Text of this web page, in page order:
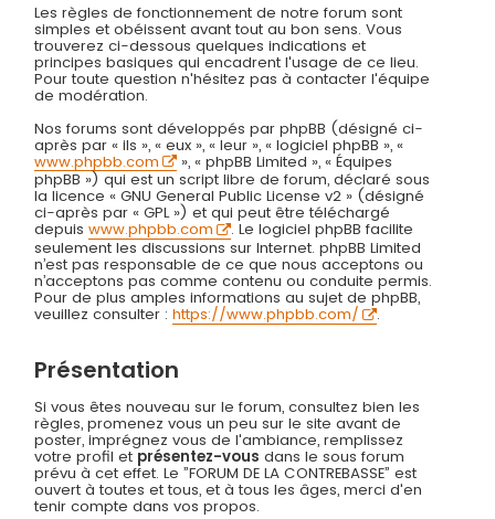
Les règles de fonctionnement de notre forum sont
simples et obéissent avant tout au bon sens. Vous
trouverez ci-dessous quelques indications et
principes basiques qui encadrent l'usage de ce lieu.
Pour toute question n'hésitez pas à contacter l'équipe
de modération.
Nos forums sont développés par phpBB (désigné ci-
après par « ils », « eux », « leur », « logiciel phpBB », «
www.phpbb.com
», « phpBB Limited », « Équipes
phpBB ») qui est un script libre de forum, déclaré sous
la licence « GNU General Public License v2 » (désigné
ci-après par « GPL ») et qui peut être téléchargé
depuiswww.phpbb.com
. Le logiciel phpBB facilite
seulement les discussions sur Internet. phpBB Limited
n’est pas responsable de ce que nous acceptons ou
n’acceptons pas comme contenu ou conduite permis.
Pour de plus amples informations au sujet de phpBB,
veuillez consulter :https://www.phpbb.com/ .
Présentation
Si vous êtes nouveau sur le forum, consultez bien les
règles, promenez vous un peu sur le site avant de
poster, imprégnez vous de l'ambiance, remplissez
votre profil et présentez-vous dans le sous forum
prévu à cet effet. Le ”FORUM DE LA CONTREBASSE” est
ouvert à toutes et tous, et à tous les âges, merci d'en
tenir compte dans vos propos.